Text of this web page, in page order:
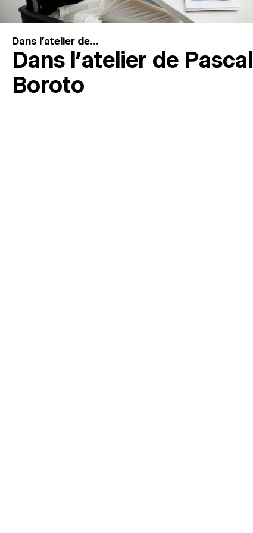
Dans l'atelier de...
Dans l’atelier de Pascal
Boroto